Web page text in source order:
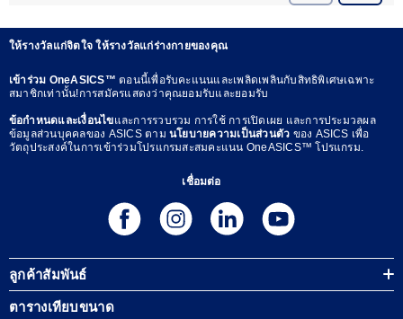
ให้รางวัลแก่จิตใจ ให้รางวัลแก่ร่างกายของคุณ
เข้าร่วม OneASICS™ตอนนี้เพื่อรับคะแนนและเพลิดเพลินกับสิทธิพิเศษเฉพาะ
สมาชิกเท่านั้น!การสมัครแสดงว่าคุณยอมรับและยอมรับ
ข้อกำหนดและเงื่อนไขและการรวบรวม การใช้ การเปิดเผย และการประมวลผล
ข้อมูลส่วนบุคคลของ ASICS ตาม นโยบายความเป็นส่วนตัว ของ ASICS เพื่อ
วัตถุประสงค์ในการเข้าร่วมโปรแกรมสะสมคะแนน OneASICS™ โปรแกรม.
เชื่อมต่อ
ลูกค้าสัมพันธ์
ตารางเทียบขนาด